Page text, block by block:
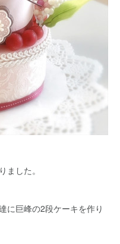
した。
に巨峰の2段ケーキを作り